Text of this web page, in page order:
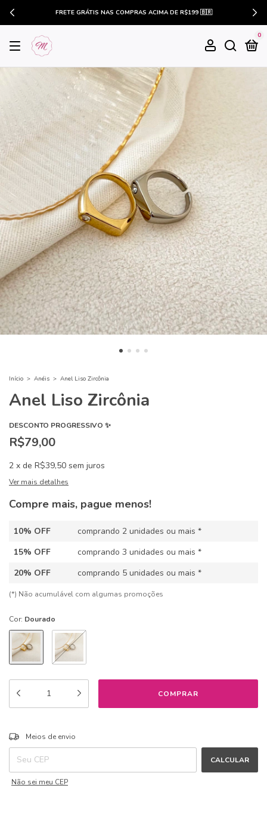
FRETE GRÁTIS NAS COMPRAS ACIMA DE R$199 🇧🇷
0
Início > Anéis > Anel Liso Zircônia
Anel Liso Zircônia
DESCONTO PROGRESSIVO ✨
R$79,00
2 x de R$39,50 sem juros
Ver mais detalhes
Compre mais, pague menos!
10% OFF
comprando 2 unidades ou mais *
15% OFF
comprando 3 unidades ou mais *
20% OFF
comprando 5 unidades ou mais *
(*) Não acumulável com algumas promoções
Cor: Dourado
Entregas para o CEP:
Meios de envio
CALCULAR
Não sei meu CEP